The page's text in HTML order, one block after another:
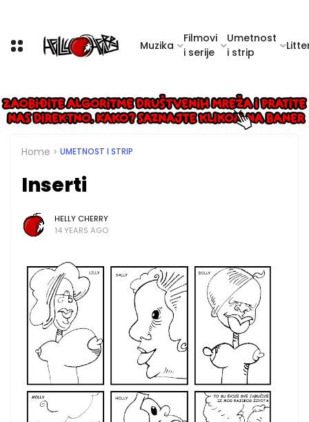
Muzika
Filmovi
i serije
Umetnost
i strip
Home UMETNOST I STRIP
Inserti
HELLY CHERRY
14 YEARS AGO